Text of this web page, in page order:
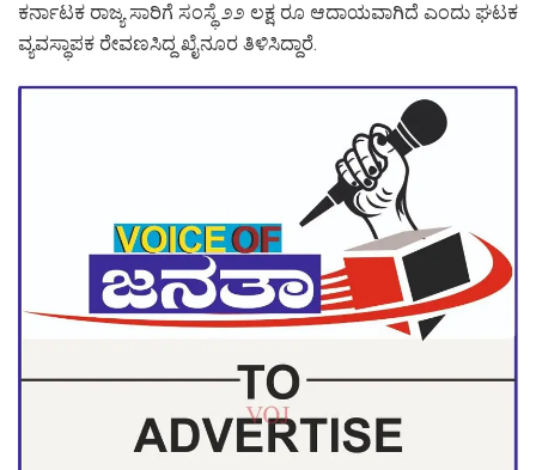
ಕರ್ನಾಟಕ ರಾಜ್ಯ ಸಾರಿಗೆ ಸಂಸ್ಥೆ ೨೨ ಲಕ್ಷ ರೂ ಆದಾಯವಾಗಿದೆ ಎಂದು ಘಟಕ
ವ್ಯವಸ್ಥಾಪಕ ರೇವಣಸಿದ್ದ ಖೈನೂರ ತಿಳಿಸಿದ್ದಾರೆ.